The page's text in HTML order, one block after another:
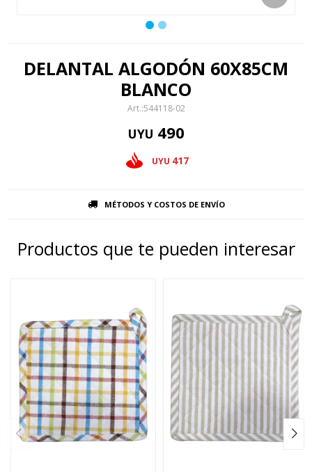
DELANTAL ALGODÓN 60X85CM
BLANCO
544118-02
UYU 490
UYU 417
MÉTODOS Y COSTOS DE ENVÍO
Productos que te pueden interesar